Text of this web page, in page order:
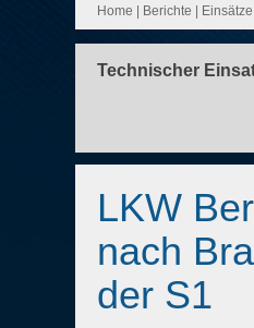
Home Berichte
Einsätze
Technischer
LKW
nach
der S1